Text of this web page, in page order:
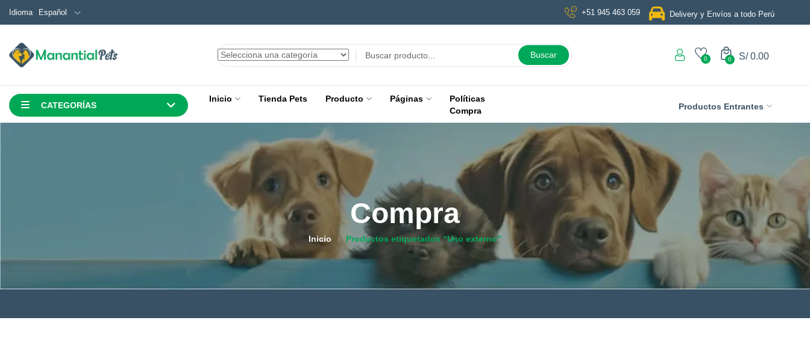
Idioma Español +51 945 463 059 Delivery y Envíos a todo Perú
Buscar 0 S/0.00
0
CATEGORÍAS
Inicio Tienda Pets Producto Páginas
Políticas
Compra
Productos Entrantes
Compra
Inicio Productos etiquetados “Uso externo”